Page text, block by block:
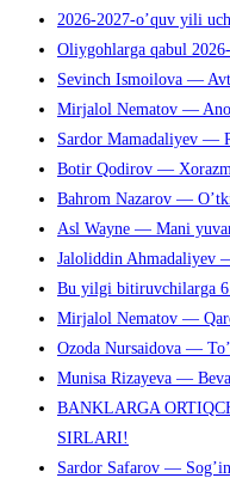
2026-2027-o’quv yili
Oliygohlarga qabul
Sevinch Ismoilova —
Mirjalol Nematov —
Sardor Mamadaliyev —
Botir Qodirov —
Bahrom Nazarov —
Asl Wayne — Mani
Jaloliddin Ahmadaliyev
Bu yilgi bitiruvchilarga 6
Mirjalol Nematov —
Ozoda Nursaidova —
Munisa Rizayeva —
BANKLARGA
SIRLARI!
Sardor Safarov —